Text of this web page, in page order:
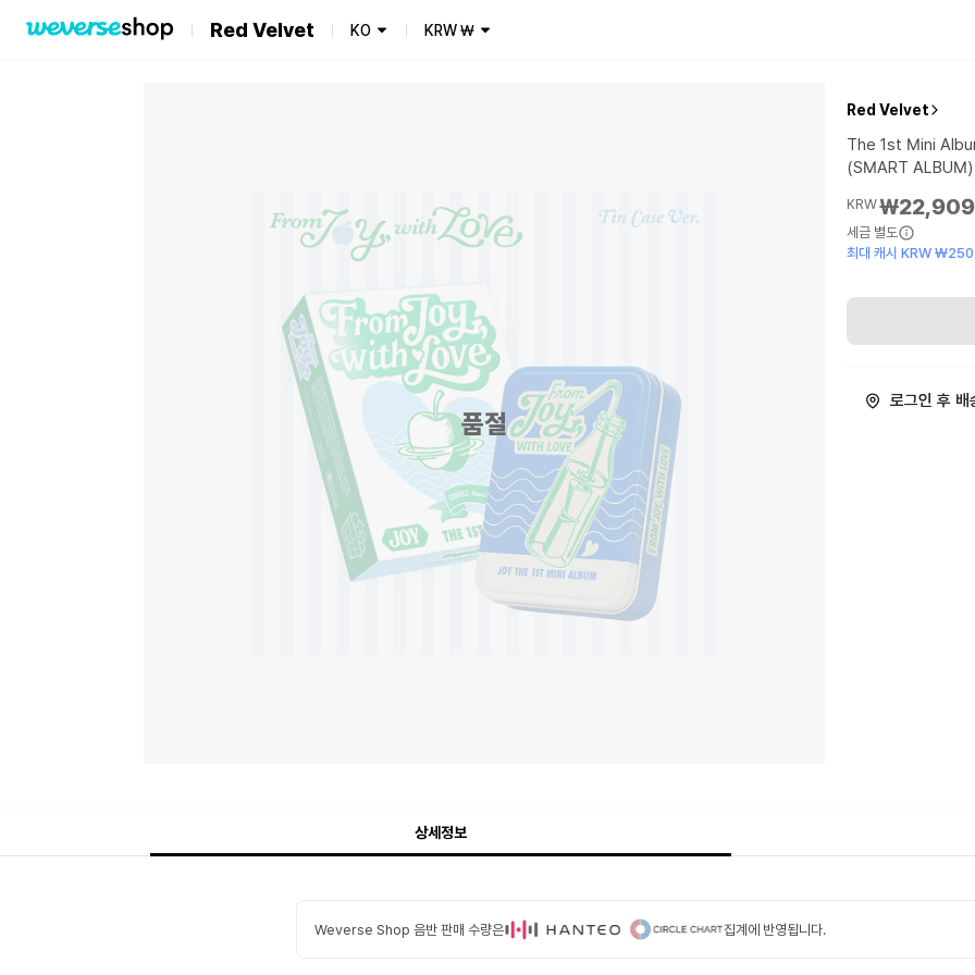
Red Velvet KO KRW₩
품절
Red Velvet
The 1st Mini
(SMART ALBUM)
KRW₩22,909
세금 별도
최대 캐시 KRW ₩250
로그인 후 배
상세정보
Weverse Shop 음반 판매 수량은 집계에 반영됩니다.